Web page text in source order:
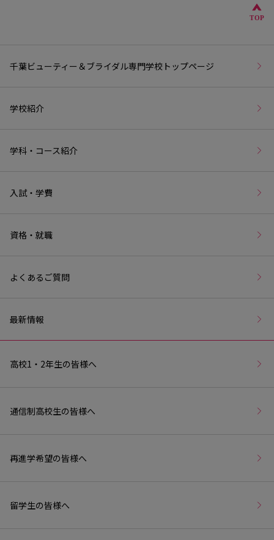
こ
TOP
千葉ビューティー＆ブライダル専門学校トップページ
学校紹介
学科・コース紹介
入試・学費
資格・就職
よくあるご質問
最新情報
高校1・2年生の皆様へ
通信制高校生の皆様へ
再進学希望の皆様へ
留学生の皆様へ